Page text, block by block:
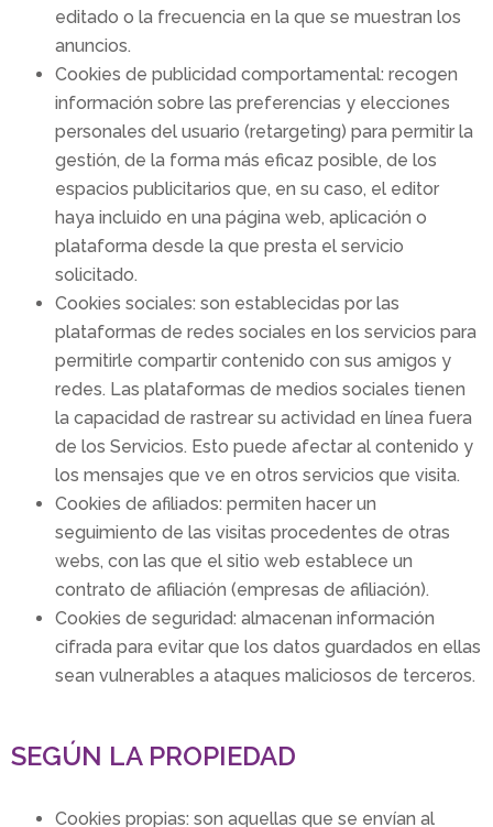
editado o la frecuencia en la que se muestran los
anuncios.
Cookies de publicidad comportamental: recogen
información sobre las preferencias y elecciones
personales del usuario (retargeting) para permitir la
gestión, de la forma más eficaz posible, de los
espacios publicitarios que, en su caso, el editor
haya incluido en una página web, aplicación o
plataforma desde la que presta el servicio
solicitado.
Cookies sociales: son establecidas por las
plataformas de redes sociales en los servicios para
permitirle compartir contenido con sus amigos y
redes. Las plataformas de medios sociales tienen
la capacidad de rastrear su actividad en línea fuera
de los Servicios. Esto puede afectar al contenido y
los mensajes que ve en otros servicios que visita.
Cookies de afiliados: permiten hacer un
seguimiento de las visitas procedentes de otras
webs, con las que el sitio web establece un
contrato de afiliación (empresas de afiliación).
Cookies de seguridad: almacenan información
cifrada para evitar que los datos guardados en ellas
sean vulnerables a ataques maliciosos de terceros.
SEGÚN LA PROPIEDAD
Cookies propias: son aquellas que se envían al